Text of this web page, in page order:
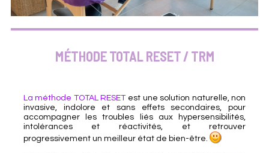
MÉTHODE TOTAL RESET / TRM
La méthode TOTAL RESET est une solution naturelle, non
invasive, indolore et sans effets secondaires, pour
accompagner les troubles liés aux hypersensibilités,
intolérances et réactivités, et retrouver
progressivement un meilleur état de bien-être.